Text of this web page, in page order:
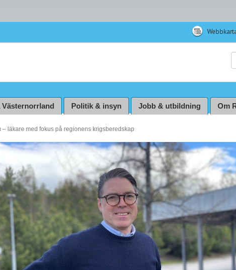
Västernorrland Politik & insyn Jobb & utbildning Om
– läkare med fokus på regionens krigsberedskap